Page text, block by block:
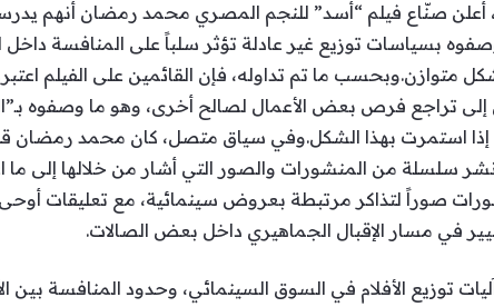
أعلن صنّاع فيلم “أسد” للنجم المصري محمد رمضان أنهم
بسياسات توزيع غير عادلة تؤثر سلباً على المنافسة
ما تم تداوله، فإن القائمين على الفيلم
تراجع فرص بعض الأعمال لصالح أخرى، وهو ما وصفوه
استمرت بهذا الشكل.وفي سياق متصل، كان محمد رمضان قد
سلسلة من المنشورات والصور التي أشار من خلالها إلى ما
صوراً لتذاكر مرتبطة بعروض سينمائية، مع تعليقات
في مسار الإقبال الجماهيري داخل بعض الصالات.
توزيع الأفلام في السوق السينمائي، وحدود المنافسة بين